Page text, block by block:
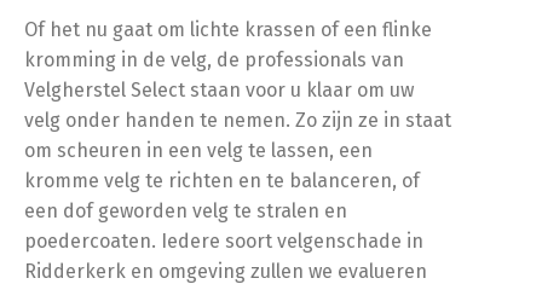
Of het nu gaat om lichte krassen of een flinke
kromming in de velg, de professionals van
Velgherstel Select staan voor u klaar om uw
velg onder handen te nemen. Zo zijn ze in staat
om scheuren in een velg te lassen, een
kromme velg te richten en te balanceren, of
een dof geworden velg te stralen en
poedercoaten. Iedere soort velgenschade in
Ridderkerk en omgeving zullen we evalueren